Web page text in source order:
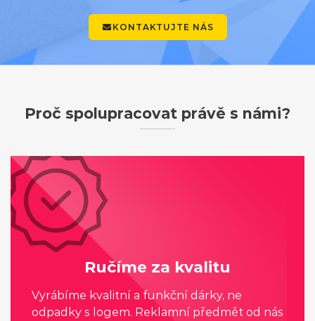
KONTAKTUJTE NÁS
Proč spolupracovat právě s námi?
Ručíme za kvalitu
Vyrábíme kvalitní a funkční dárky, ne
odpadky s logem. Reklamní předmět od nás